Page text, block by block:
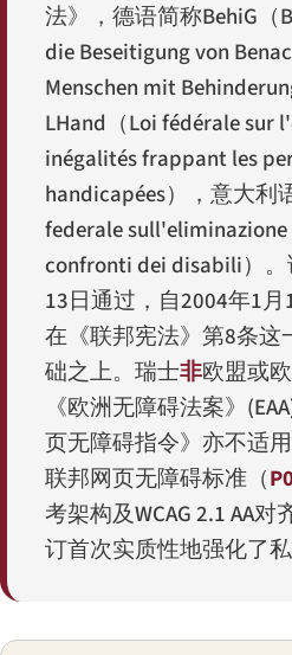
法》，德语简称BehiG （
die Beseitigung von
Menschen mit
LHand （Loi fédérale sur
inégalités frappant les
handicapées），意大利
federale
confronti dei disabili）
13日通过，自2004年1
在《联邦宪法》第8条这
础之上。瑞士非欧盟或
《欧洲无障碍法案》
页无障碍指令》亦不适
联邦网页无障碍标准（
考架构及WCAG 2.1 AA
订首次实质性地强化了私